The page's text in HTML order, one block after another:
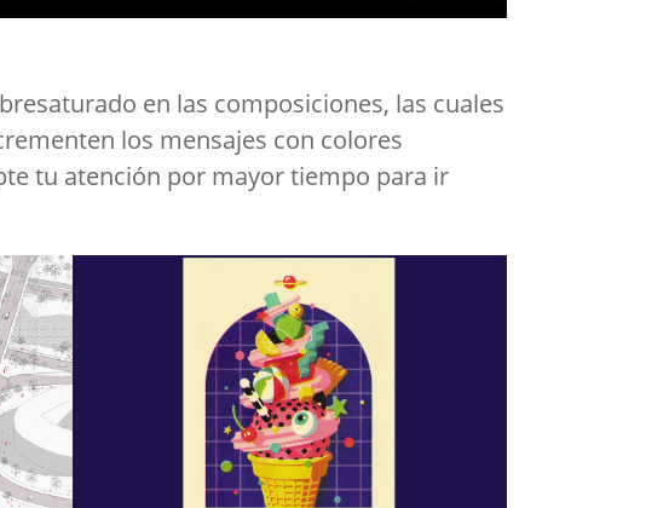
en las composiciones, las cuales
los mensajes con colores
tu atención por mayor tiempo para ir